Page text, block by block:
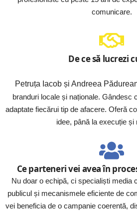
comunicare.
De ce să lucrezi
Petruța Iacob și Andreea
branduri locale și naționale. Gândesc
adaptate fiecărui tip de afacere. Oferă
idee, până la execuție și
Ce parteneri vei avea în
Nu doar o echipă, ci specialiști media
publicul și mecanismele eficiente de
vei beneficia de o campanie coerentă,